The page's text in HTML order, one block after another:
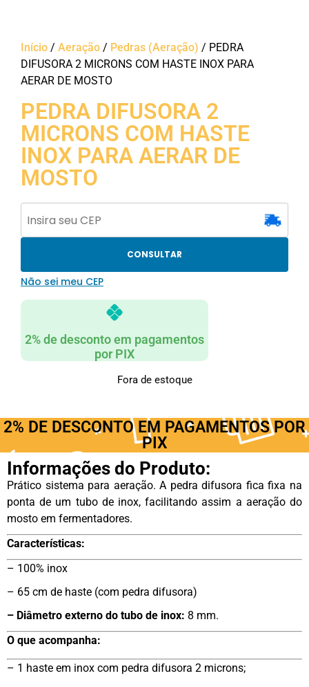
Início / Aeração / Pedras (Aeração) / PEDRA
DIFUSORA 2 MICRONS COM HASTE INOX PARA
AERAR DE MOSTO
PEDRA DIFUSORA 2
MICRONS COM HASTE
INOX PARA AERAR DE
MOSTO
CONSULTAR
Não sei meu CEP
2% de desconto em pagamentos
por PIX
Fora de estoque
2% DE DESCONTO EM PAGAMENTOS POR
PIX
Informações do Produto:
Prático sistema para aeração. A pedra difusora fica fixa na
ponta de um tubo de inox, facilitando assim a aeração do
mosto em fermentadores.
Características:
– 100% inox
– 65 cm de haste (com pedra difusora)
– Diâmetro externo do tubo de inox: 8 mm.
O que acompanha:
– 1 haste em inox com pedra difusora 2 microns;